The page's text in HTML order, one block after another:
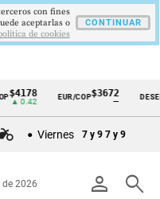
EUR/COP$3672
—
DESEMPLEO
Viernes 7 y 9 7 y 9
person search
de 2026
con fines
aceptarlas o
de cookies
CONTINUAR